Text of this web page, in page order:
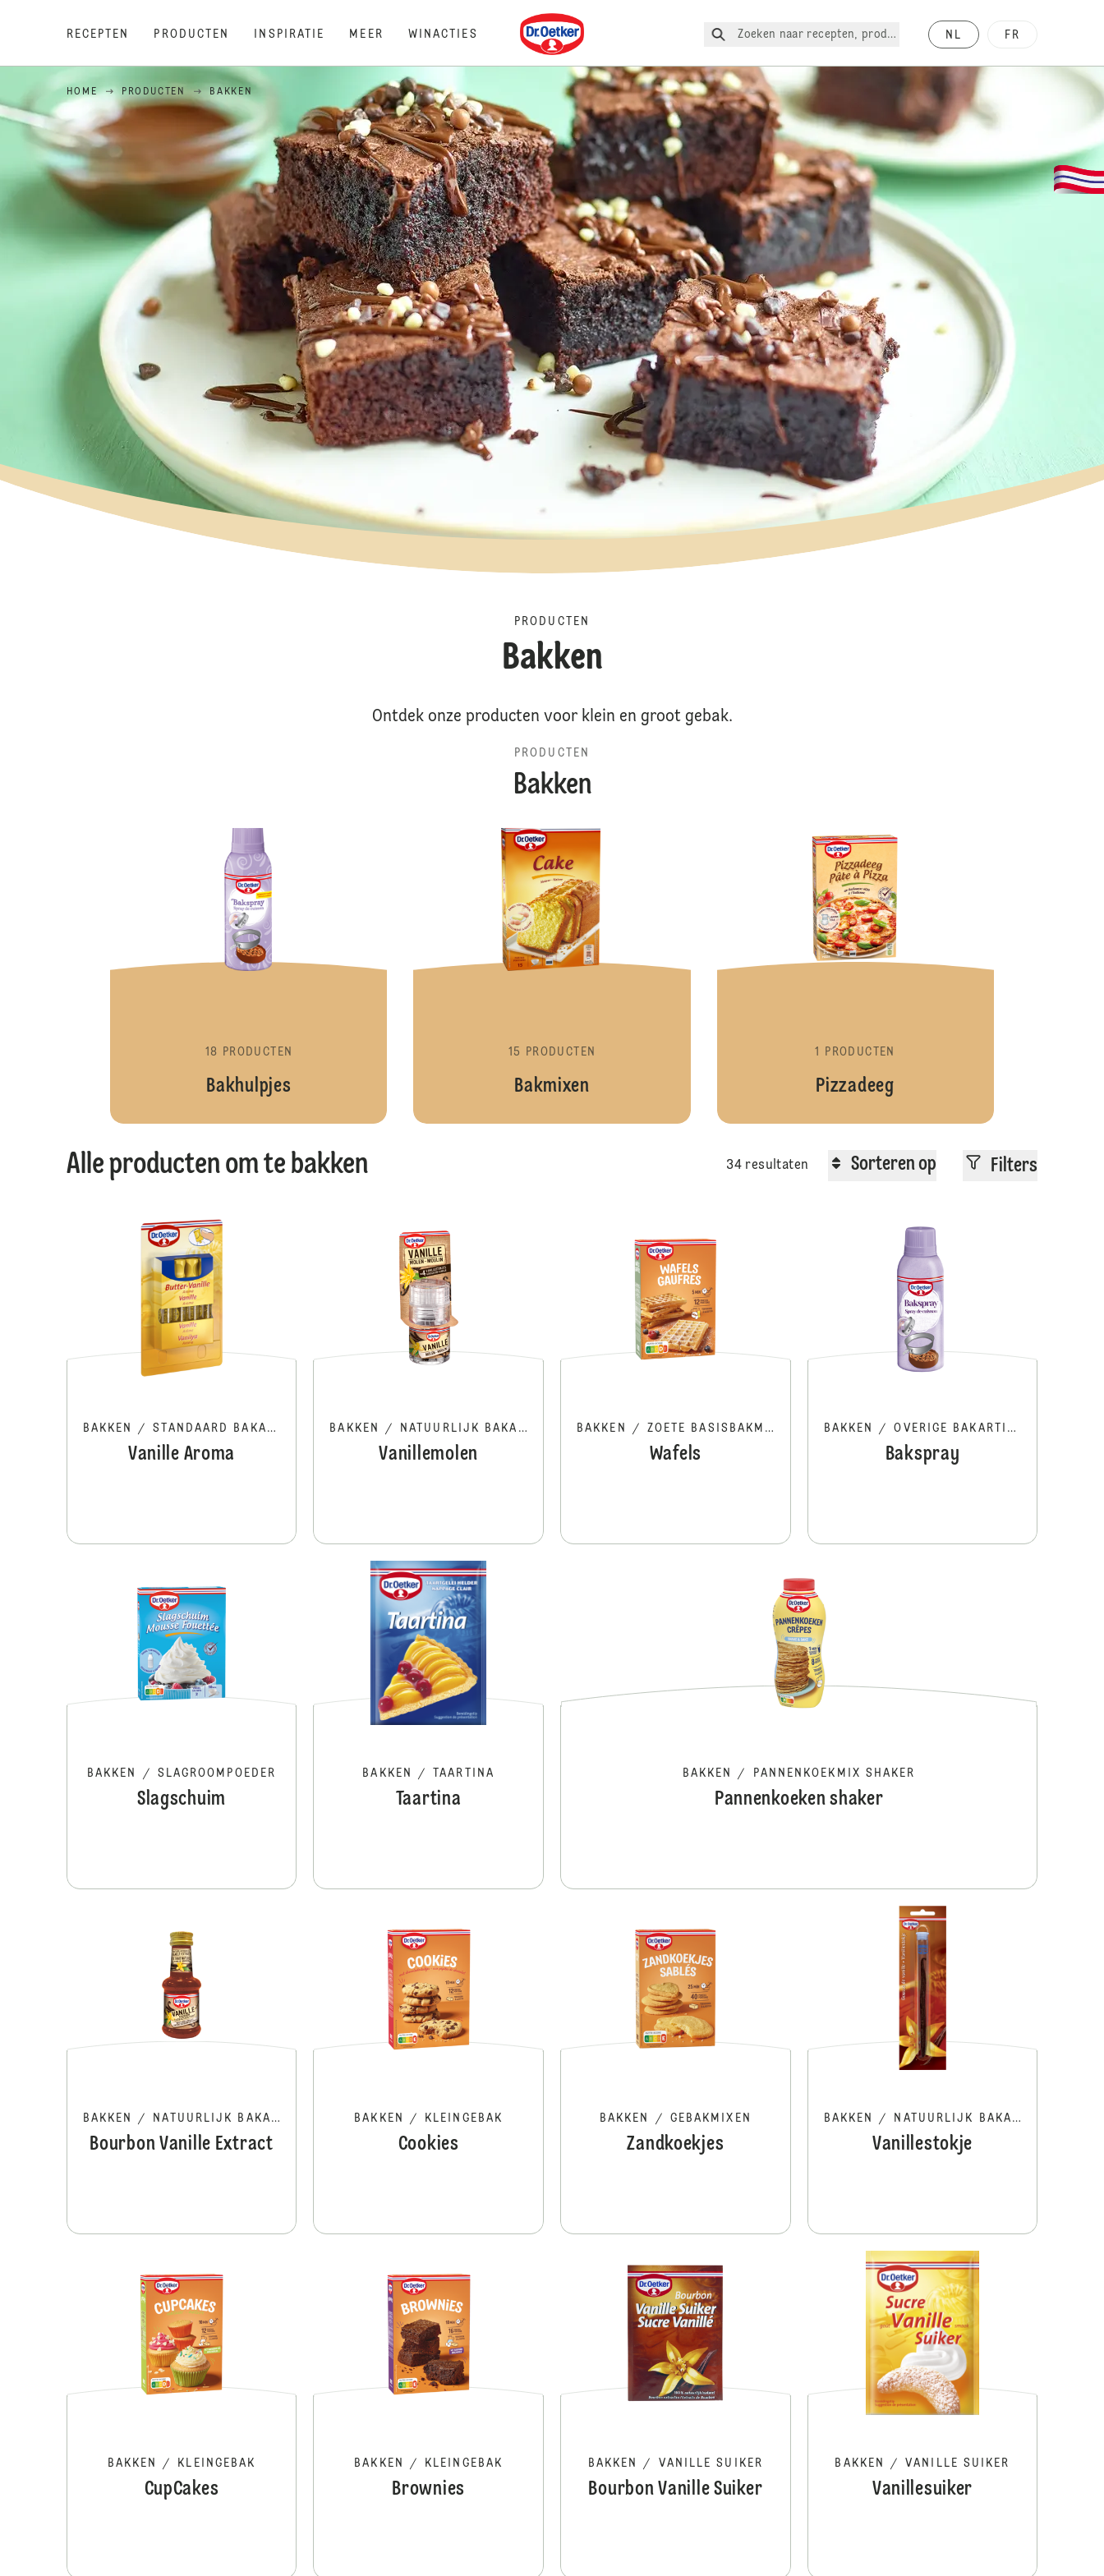
RECEPTEN PRODUCTEN INSPIRATIE MEER WINACTIES
Dr. Oetker
Zoeken naar recepten, producten, enz. NL FR
HOME PRODUCTEN BAKKEN
PRODUCTEN
Bakken
Ontdek onze producten voor klein en groot gebak.
PRODUCTEN
Bakken
18 PRODUCTEN
Bakhulpjes
15 PRODUCTEN
Bakmixen
1 PRODUCTEN
Pizzadeeg
Alle producten om te bakken 34 resultaten Sorteren op Filters
BAKKEN / STANDAARD BAKAROMA
Vanille Aroma
BAKKEN / NATUURLIJK BAKAROMA
Vanillemolen
BAKKEN / ZOETE BASISBAKMIXEN
Wafels
BAKKEN / OVERIGE BAKARTIKELEN
Bakspray
BAKKEN / SLAGROOMPOEDER
Slagschuim
BAKKEN / TAARTINA
Taartina
BAKKEN / PANNENKOEKMIX SHAKER
Pannenkoeken shaker
BAKKEN / NATUURLIJK BAKAROMA
Bourbon Vanille Extract
BAKKEN / KLEINGEBAK
Cookies
BAKKEN / GEBAKMIXEN
Zandkoekjes
BAKKEN / NATUURLIJK BAKAROMA
Vanillestokje
BAKKEN / KLEINGEBAK
CupCakes
BAKKEN / KLEINGEBAK
Brownies
BAKKEN / VANILLE SUIKER
Bourbon Vanille Suiker
BAKKEN / VANILLE SUIKER
Vanillesuiker